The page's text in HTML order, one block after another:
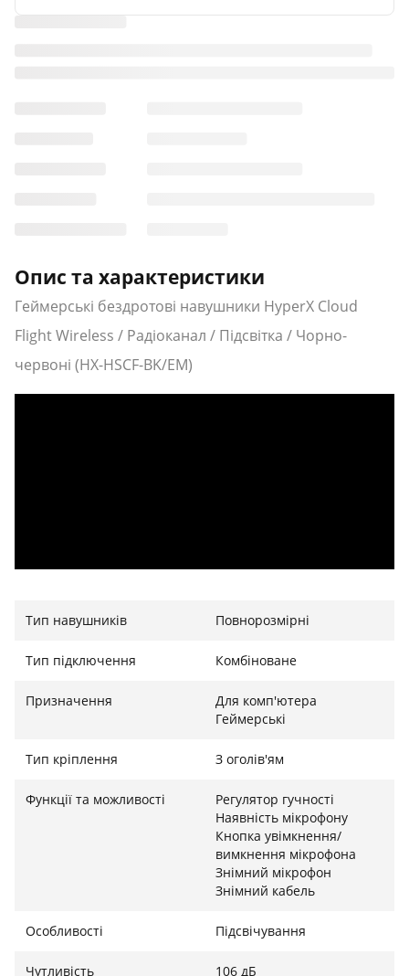
Опис та характеристики
Геймерські бездротові навушники HyperX Cloud
Flight Wireless / Радіоканал / Підсвітка / Чорно-
червоні (HX-HSCF-BK/EM)
гарнітура HyperX Cloud Flight Wireless створена для
Ця модель поєднує комфорт, довготривалу
автономність і стабільне з’єднання через
радіоканал, що дозволяє повністю зануритися у гру
Звукові характеристики
HyperX Cloud Flight оснащена великими 50-мм
динаміками, які забезпечують насичене і
деталізоване звучання з глибокими басами та
допомагає краще орієнтуватися у грі та реагувати на
Тип навушників Повнорозмірні
Тип підключення Комбіноване
Призначення
Для комп'ютера
Геймерські
Тип кріплення З оголів'ям
Функції та можливості
Регулятор гучності
Наявність мікрофону
Кнопка увімкнення/
вимкнення мікрофона
Знімний мікрофон
Знімний кабель
Особливості Підсвічування
Чутливість 106 дБ